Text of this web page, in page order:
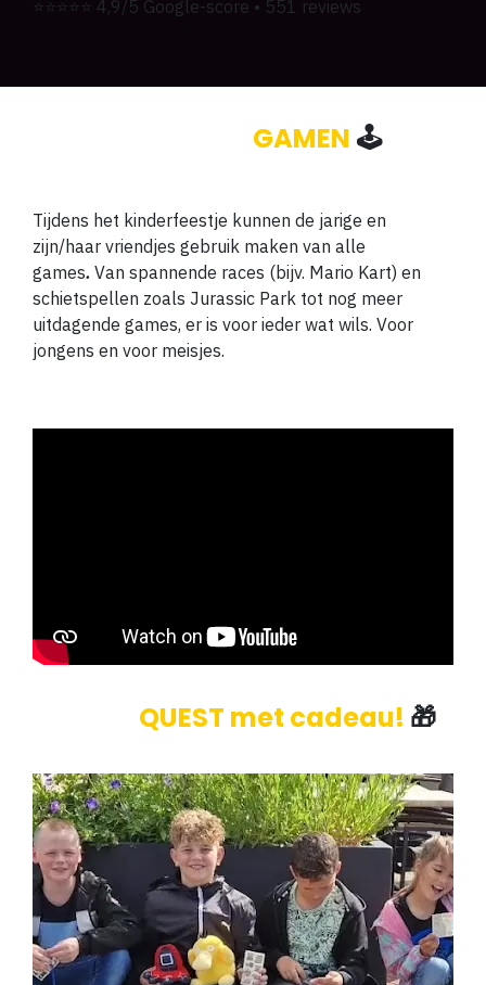
⭐⭐⭐⭐⭐ 4,9/5 Google-score • 551 reviews
GAMEN 🕹️
Tijdens het kinderfeestje kunnen de jarige en
zijn/haar vriendjes gebruik maken van alle
games. Van spannende races (bijv. Mario Kart) en
schietspellen zoals Jurassic Park tot nog meer
uitdagende games, er is voor ieder wat wils. Voor
jongens en voor meisjes.
QUEST met cadeau! 🎁